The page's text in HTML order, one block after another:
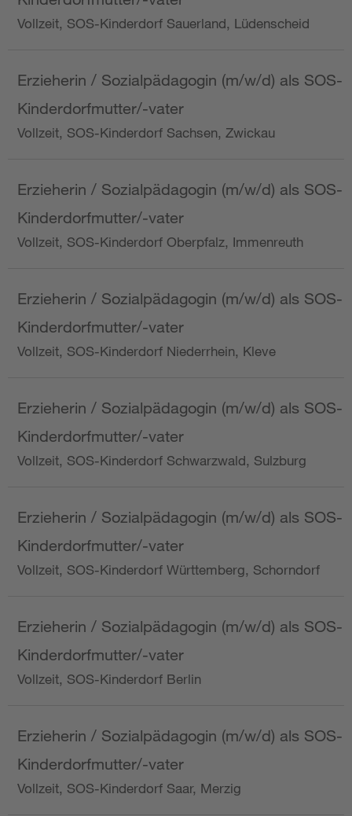
Vollzeit, SOS-Kinderdorf Sauerland, Lüdenscheid
Erzieherin / Sozialpädagogin (m/w/d) als SOS-
Kinderdorfmutter/-vater
Vollzeit, SOS-Kinderdorf Sachsen, Zwickau
Erzieherin / Sozialpädagogin (m/w/d) als SOS-
Kinderdorfmutter/-vater
Vollzeit, SOS-Kinderdorf Oberpfalz, Immenreuth
Erzieherin / Sozialpädagogin (m/w/d) als SOS-
Kinderdorfmutter/-vater
Vollzeit, SOS-Kinderdorf Niederrhein, Kleve
Erzieherin / Sozialpädagogin (m/w/d) als SOS-
Kinderdorfmutter/-vater
Vollzeit, SOS-Kinderdorf Schwarzwald, Sulzburg
Erzieherin / Sozialpädagogin (m/w/d) als SOS-
Kinderdorfmutter/-vater
Vollzeit, SOS-Kinderdorf Württemberg, Schorndorf
Erzieherin / Sozialpädagogin (m/w/d) als SOS-
Kinderdorfmutter/-vater
Vollzeit, SOS-Kinderdorf Berlin
Erzieherin / Sozialpädagogin (m/w/d) als SOS-
Kinderdorfmutter/-vater
Vollzeit, SOS-Kinderdorf Saar, Merzig